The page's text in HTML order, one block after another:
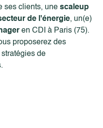
ses clients, unescaleup
de l'énergie, un(e)
en CDI à Paris (75).
proposerez des
de